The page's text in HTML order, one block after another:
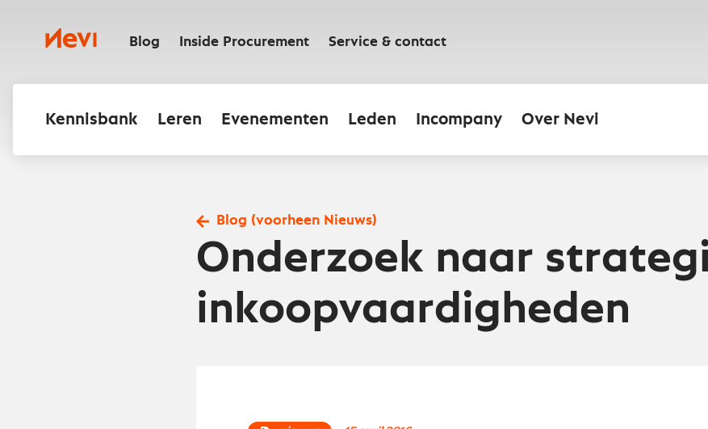
inhoudNevi Blog Inside Procurement Service & contact
Kennisbank Leren Evenementen Leden Incompany Over Nevi
Blog (voorheen Nieuws)
Onderzoek naar
inkoopvaardigheden